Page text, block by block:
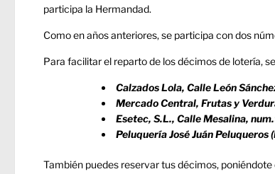
participa la Hermandad.
Como en años anteriores, se participa con dos
Para facilitar el reparto de los décimos de lotería,
Calzados Lola, Calle León
Mercado Central, Frutas y
Esetec, S.L., Calle Mesalina,
Peluquería José Juán
También puedes reservar tus décimos,